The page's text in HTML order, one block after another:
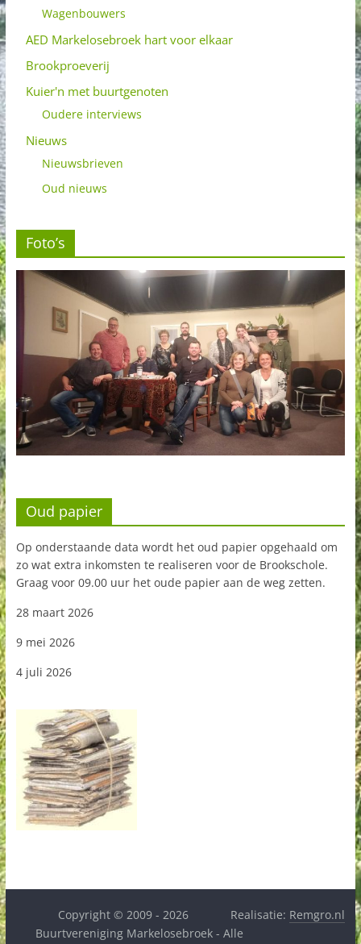
Wagenbouwers
AED Markelosebroek hart voor elkaar
Brookproeverij
Kuier'n met buurtgenoten
Oudere interviews
Nieuws
Nieuwsbrieven
Oud nieuws
Foto’s
Oud papier
Op onderstaande data wordt het oud papier opgehaald om
zo wat extra inkomsten te realiseren voor de Brookschole.
Graag voor 09.00 uur het oude papier aan de weg zetten.
28 maart 2026
9 mei 2026
4 juli 2026
Realisatie: Remgro.nl
Copyright © 2009 - 2026
Buurtvereniging Markelosebroek - Alle